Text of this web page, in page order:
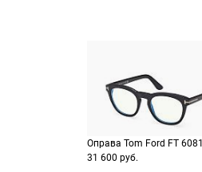
Оправа Tom Ford FT
31 600 руб.